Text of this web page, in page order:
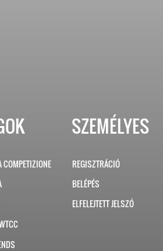
COMPETIZIONE
SZEMÉLYES
REGISZTRÁCIÓ
BELÉPÉS
ELFELEJTETT JELSZÓ